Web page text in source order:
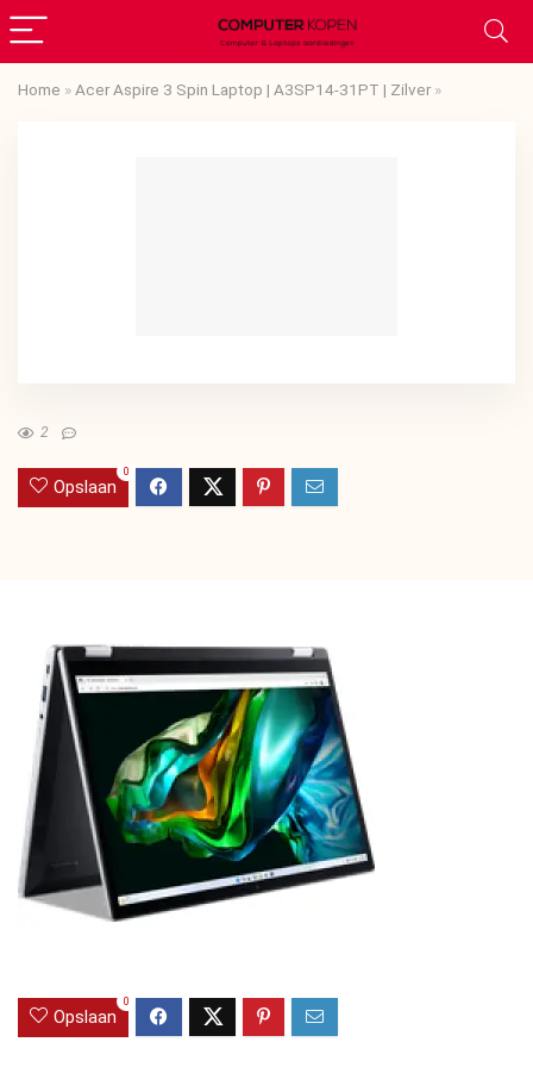
Home » Acer Aspire 3 Spin Laptop | A3SP14-31PT | Zilver»
2
Opslaan
0
Opslaan
0